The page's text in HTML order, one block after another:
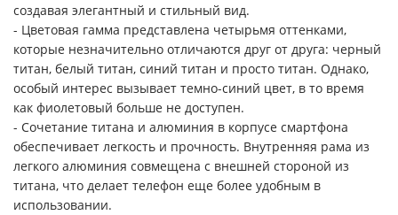
создавая элегантный и стильный вид.
- Цветовая гамма представлена четырьмя оттенками,
которые незначительно отличаются друг от друга: черный
титан, белый титан, синий титан и просто титан. Однако,
особый интерес вызывает темно-синий цвет, в то время
как фиолетовый больше не доступен.
- Сочетание титана и алюминия в корпусе смартфона
обеспечивает легкость и прочность. Внутренняя рама из
легкого алюминия совмещена с внешней стороной из
титана, что делает телефон еще более удобным в
использовании.